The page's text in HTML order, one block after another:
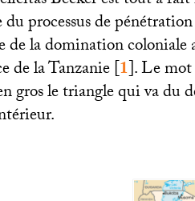
processus de
de la domination
de la Tanzanie[1]. Le
gros le triangle qui va du